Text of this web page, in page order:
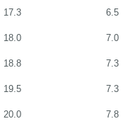
17.3 6.5
18.0 7.0
18.8 7.3
19.5 7.3
20.0 7.8